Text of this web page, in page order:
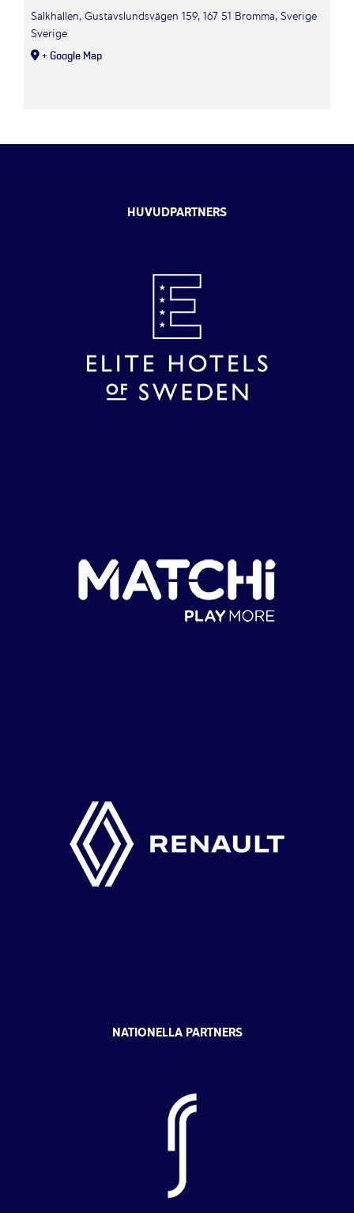
Salkhallen, Gustavslundsvägen 159, 167 51 Bromma, Sverige
Sverige
+ Google Map
HUVUDPARTNERS
NATIONELLA PARTNERS